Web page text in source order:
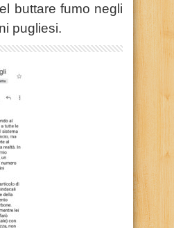
buttare fumo negli
pugliesi.